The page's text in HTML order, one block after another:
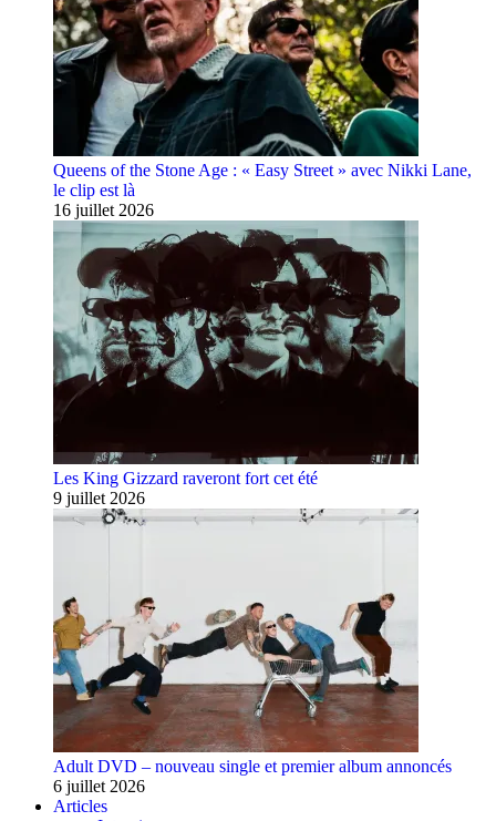
Queens of the Stone Age : « Easy Street » avec Nikki Lane,
le clip est là
16 juillet 2026
Les King Gizzard raveront fort cet été
9 juillet 2026
Adult DVD – nouveau single et premier album annoncés
6 juillet 2026
Articles